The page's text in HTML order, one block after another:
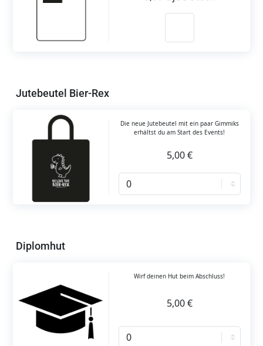
Jutebeutel Bier-Rex
Die neue Jutebeutel mit ein paar Gimmiks
erhältst du am Start des Events!
5,00 €
Diplomhut
Wirf deinen Hut beim Abschluss!
5,00 €